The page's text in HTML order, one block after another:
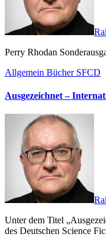
Perry Rhodan
Allgemein Bücher SFCD
Ausgezeichnet –
Unter dem Titel „Ausgezeichnet – International ausgezeichnete Bücher und Autoren“ bringt der FOCUS einen Band mit den wichtigsten Literatur-Preisen heraus. Frank W. Haubold, der diesjährige Gewinner
des Deutschen Science